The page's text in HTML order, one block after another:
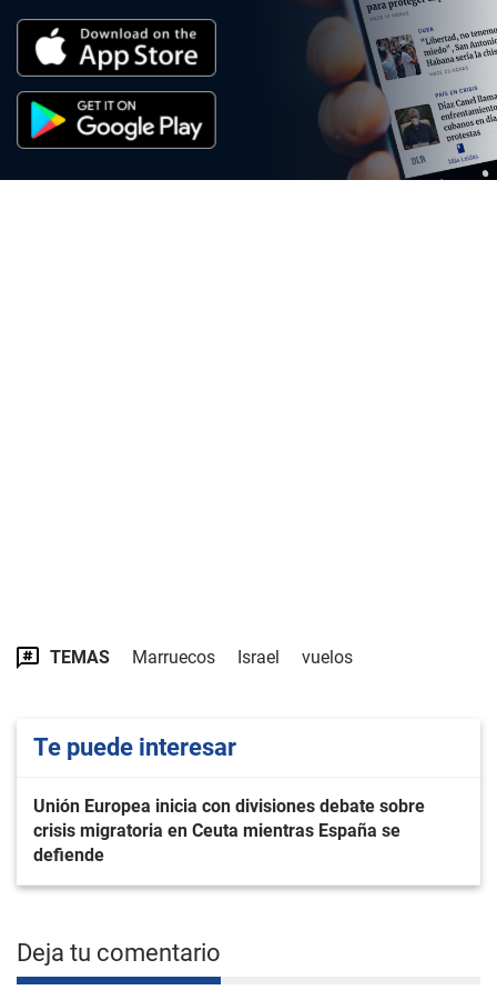
TEMAS Marruecos Israel vuelos
Te puede interesar
Unión Europea inicia con divisiones debate sobre
crisis migratoria en Ceuta mientras España se
defiende
Deja tu comentario